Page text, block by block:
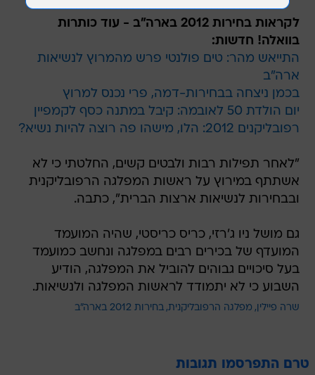
לקראות בחירות 2012 בארה"ב - עוד כותרות
בוואלה! חדשות:
התייאש מהר: טים פולנטי פרש מהמרוץ לנשיאות
ארה"ב
בכמן ניצחה בבחירות-דמה, פרי נכנס למרוץ
יום הולדת 50 לאובמה: קיבל במתנה כסף לקמפיין
רפובליקנים 2012: הלו, מישהו פה רוצה להיות נשיא?
"לאחר תפילות רבות ולבטים קשים, החלטתי כי לא
אשתתף במירוץ על ראשות המפלגה הרפובליקנית
ובבחירות לנשיאות ארצות הברית", כתבה.
גם מושל ניו ג'רזי, כריס כריסטי, שהיה המועמד
המועדף של בכירים רבים במפלגה ונחשב כמועמד
בעל סיכויים גבוהים להוביל את המפלגה, הודיע
השבוע כי לא יתמודד לראשות המפלגה ולנשיאות.
שרה פיילין מפלגה הרפובליקנית בחירות 2012 בארה"ב
טרם התפרסמו תגובות